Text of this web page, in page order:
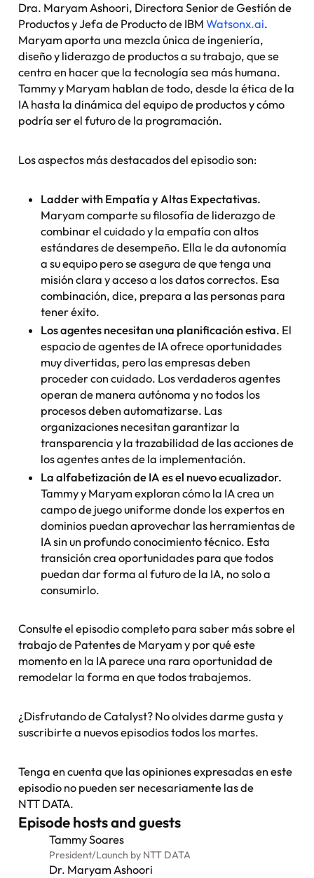
Dra. Maryam Ashoori, Directora Senior de Gestión de
Productos y Jefa de Producto de IBMWatsonx.ai.
Maryam aporta una mezcla única de ingeniería,
diseño y liderazgo de productos a su trabajo, que se
centra en hacer que la tecnología sea más humana.
Tammy y Maryam hablan de todo, desde la ética de la
IA hasta la dinámica del equipo de productos y cómo
podría ser el futuro de la programación.
Los aspectos más destacados del episodio son:
Ladder with Empatía y Altas Expectativas.
Maryam comparte su filosofía de liderazgo de
combinar el cuidado y la empatía con altos
estándares de desempeño. Ella le da autonomía
a su equipo pero se asegura de que tenga una
misión clara y acceso a los datos correctos. Esa
combinación, dice, prepara a las personas para
tener éxito.
Los agentes necesitan una planificación estiva. El
espacio de agentes de IA ofrece oportunidades
muy divertidas, pero las empresas deben
proceder con cuidado. Los verdaderos agentes
operan de manera autónoma y no todos los
procesos deben automatizarse. Las
organizaciones necesitan garantizar la
transparencia y la trazabilidad de las acciones de
los agentes antes de la implementación.
La alfabetización de IA es el nuevo ecualizador.
Tammy y Maryam exploran cómo la IA crea un
campo de juego uniforme donde los expertos en
dominios puedan aprovechar las herramientas de
IA sin un profundo conocimiento técnico. Esta
transición crea oportunidades para que todos
puedan dar forma al futuro de la IA, no solo a
consumirlo.
Consulte el episodio completo para saber más sobre el
trabajo de Patentes de Maryam y por qué este
momento en la IA parece una rara oportunidad de
remodelar la forma en que todos trabajemos.
¿Disfrutando de Catalyst? No olvides darme gusta y
suscribirte a nuevos episodios todos los martes.
Tenga en cuenta que las opiniones expresadas en este
episodio no pueden ser necesariamente las de
NTT DATA.
Episode hosts and guests
Tammy Soares
President/Launch by NTT DATA
Dr. Maryam Ashoori